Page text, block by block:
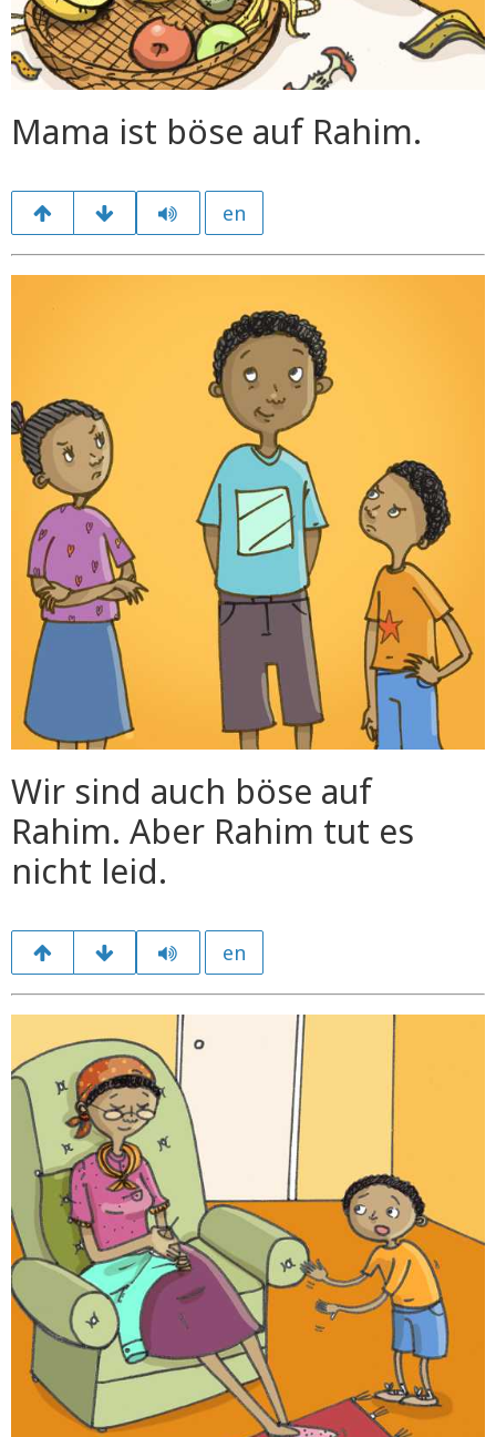
Mama ist böse auf Rahim.
en
Wir sind auch böse auf
Rahim. Aber Rahim tut es
nicht leid.
en